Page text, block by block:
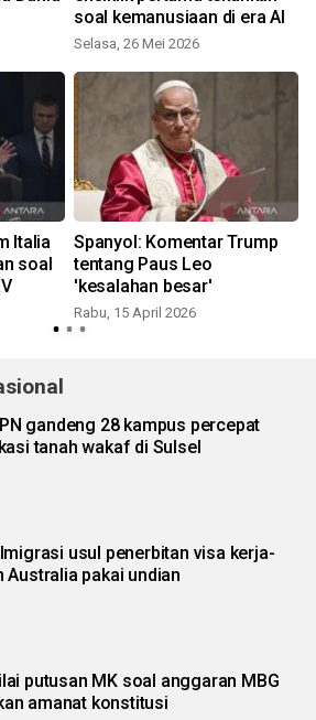
soal kemanusiaan di era AI
Selasa, 26 Mei 2026
Italia
soal
Spanyol: Komentar Trump
tentang Paus Leo
'kesalahan besar'
Rabu, 15 April 2026
gandeng 28 kampus percepat
tanah wakaf di Sulsel
usul penerbitan visa kerja-
Australia pakai undian
putusan MK soal anggaran MBG
amanat konstitusi